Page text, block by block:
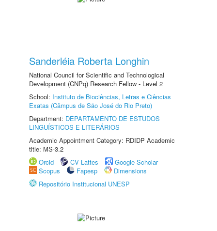
Sanderléia Roberta Longhin
National Council for Scientific and Technological
Development (CNPq) Research Fellow - Level 2
School: Instituto de Biociências, Letras e Ciências
Exatas (Câmpus de São José do Rio Preto)
Department: DEPARTAMENTO DE ESTUDOS
LINGUÍSTICOS E LITERÁRIOS
Academic Appointment Category: RDIDP Academic
title: MS-3.2
Orcid
CV Lattes
Google Scholar
Scopus
Fapesp
Dimensions
Repositório Institucional UNESP